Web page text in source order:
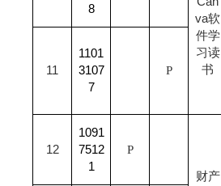
8
va软
件学
习读
书
11
1101
3107
7
P
12
1091
7512
1
P
财产